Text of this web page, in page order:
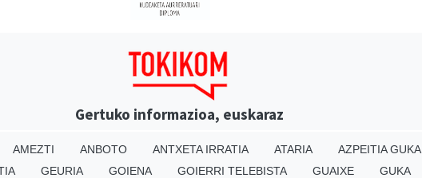
Gertuko informazioa, euskaraz
AMEZTI ANBOTO ANTXETA IRRATIA ATARIA AZPEITIA GUKA
GEURIA GOIENA GOIERRI TELEBISTA GUAIXE GUKA